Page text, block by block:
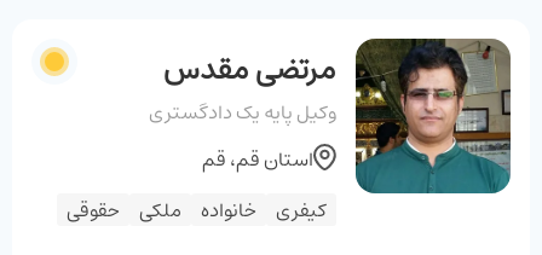
مرتضی مقدس
وکیل پایه یک دادگستری
کیفری خانواده ملکی حقوقی
استان قم، قم